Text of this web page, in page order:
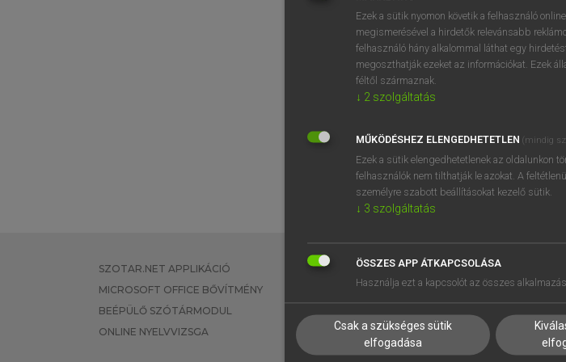
BELÉPÉS
SZOTAR.NET APPLIKÁCIÓ
MICROSOFT OFFICE BŐVÍTMÉNY
BEÉPÜLŐ SZÓTÁRMODUL
ONLINE NYELVVIZSGA
EGYÉNI FELHASZNÁLÓKNAK
TANULÓKNAK
VÁLLALATI MEGOLDÁSOK
SÚGÓ
RÓLUNK
SÜTI
Ezek a sütik nyomon követik a felhasználó
megismerésével a hirdetők relevánsabb
felhasználó hány alkalommal láthat egy
megoszthatják ezeket az információkat. Ezek
féltől származnak.
↓ 2 szolgáltatás
MŰKÖDÉSHEZ ELENGEDHETETLEN (mindig
Ezek a sütik elengedhetetlenek az oldalunkon
felhasználók nem tilthatják le azokat. A
személyre szabott beállításokat kezelő sütik.
↓ 3 szolgáltatás
ÖSSZES APP ÁTKAPCSOLÁSA
Használja ezt a kapcsolót az összes
Csak a szükséges sütik
elfogadása